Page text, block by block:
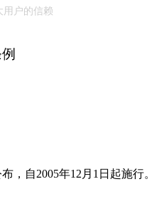
用户的信赖
，自2005年12月1日起施行。